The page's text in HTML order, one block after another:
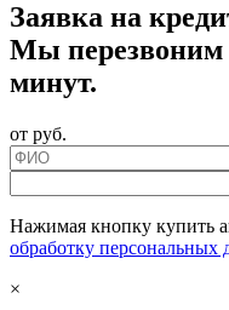
Заявка на
Мы перезвоним
минут.
от руб.
Нажимая кнопку купить
обработку персональных
×